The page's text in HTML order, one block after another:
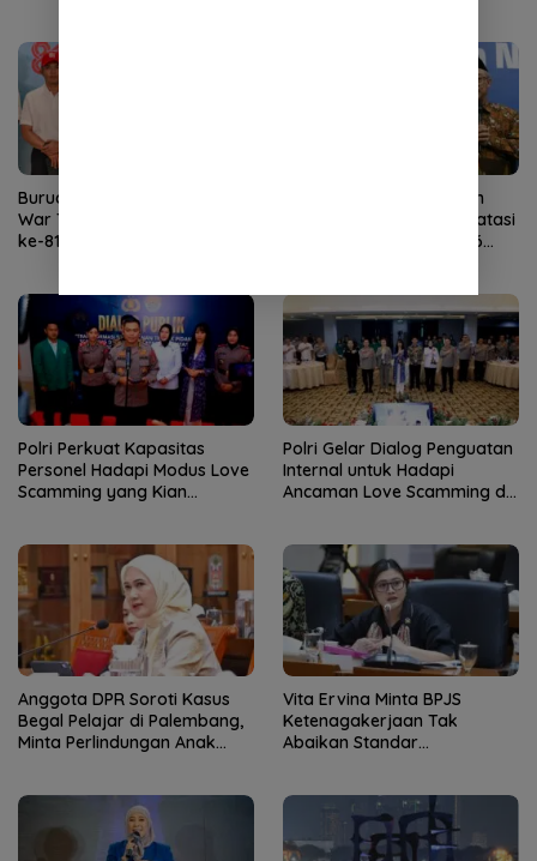
Buruan Daftar! Istana Buka
War Tiket Ikuti Upacara HUT
ke-81 RI di Istana
Mendikdasmen Terbitkan
Aturan Sekolah Aman, Batasi
Gawai Siswa di Bawah 16
Polri Perkuat Kapasitas
Personel Hadapi Modus Love
Scamming yang Kian
Polri Gelar Dialog Penguatan
Internal untuk Hadapi
Ancaman Love Scamming di
Anggota DPR Soroti Kasus
Begal Pelajar di Palembang,
Minta Perlindungan Anak
Vita Ervina Minta BPJS
Ketenagakerjaan Tak
Abaikan Standar